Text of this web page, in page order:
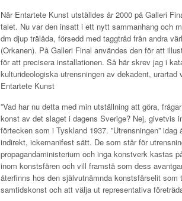
När Entartete Kunst utställdes år 2000 på Galleri
talet. Nu var den insatt i ett nytt sammanhang och
dm djup trälåda, försedd med taggtråd från andra
(Orkanen). På Galleri Final användes den för att
för att precisera installationen. Så här skrev jag i
kulturideologiska utrensningen av dekadent,
Entartete Kunst
”Vad har nu detta med min utställning att göra,
konst av det slaget i dagens Sverige? Nej, givetvis
förtecken som i Tyskland 1937. ”Utrensningen”
indirekt, ickemanifest sätt. De som står för
propagandaministerium och inga konstverk kastas
inom konstsfären och vill framstå som dess
återfinns hos den självutnämnda konstsfärselit
samtidskonst och att välja ut representativa